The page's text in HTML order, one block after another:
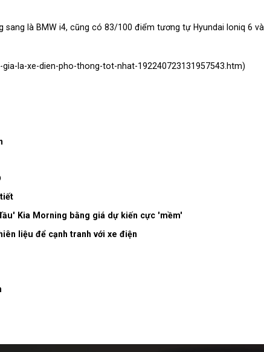
là BMW i4, cũng có 83/100 điểm tương tự Hyundai Ioniq 6 và
la-xe-dien-pho-thong-tot-nhat-192240723131957543.htm)
Kia Morning bằng giá dự kiến cực 'mềm'
liệu để cạnh tranh với xe điện